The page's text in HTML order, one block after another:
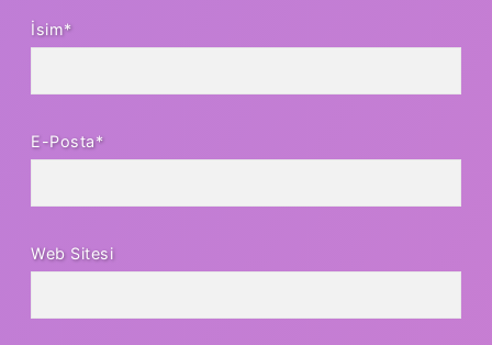
İsim*
E-Posta*
Web Sitesi